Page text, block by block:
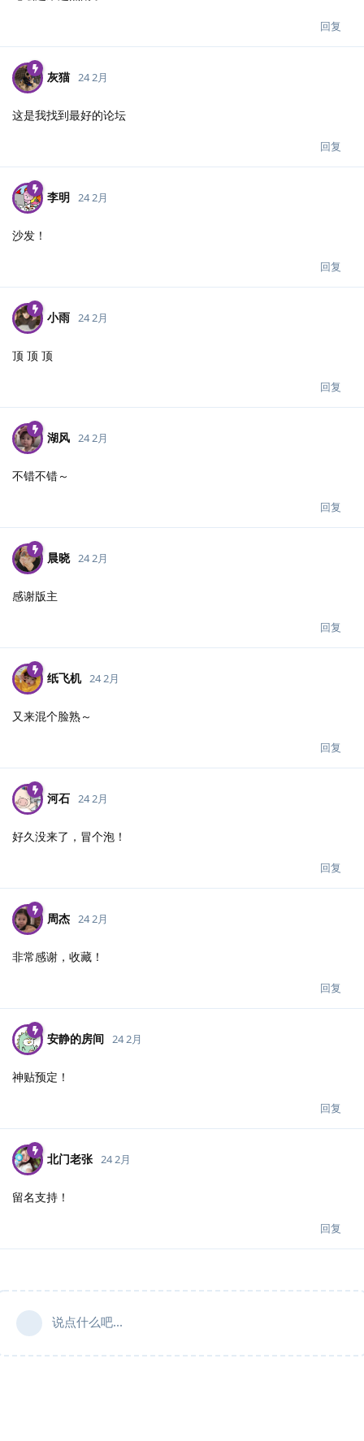
回复
灰猫 24 2月
这是我找到最好的论坛
回复
李明 24 2月
沙发！
回复
小雨 24 2月
顶 顶 顶
回复
湖风 24 2月
不错不错～
回复
晨晓 24 2月
感谢版主
回复
纸飞机 24 2月
又来混个脸熟～
回复
河石 24 2月
好久没来了，冒个泡！
回复
周杰 24 2月
非常感谢，收藏！
回复
安静的房间 24 2月
神贴预定！
回复
北门老张 24 2月
留名支持！
回复
说点什么吧...